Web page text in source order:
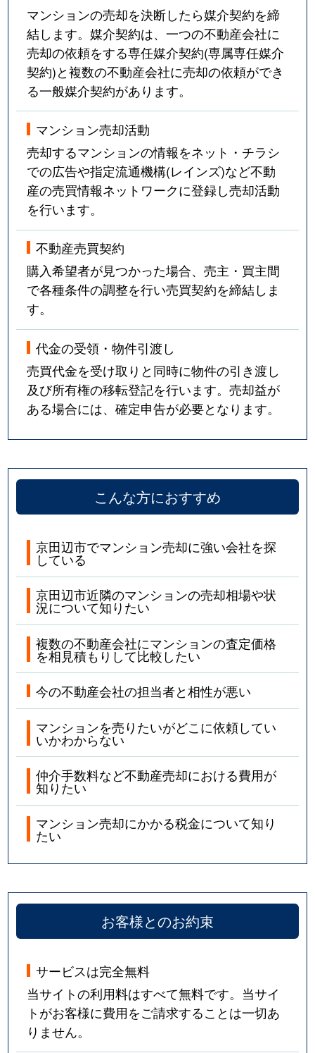
マンションの売却を決断したら媒介契約を締
結します。媒介契約は、一つの不動産会社に
売却の依頼をする専任媒介契約(専属専任媒介
契約)と複数の不動産会社に売却の依頼ができ
る一般媒介契約があります。
マンション売却活動
売却するマンションの情報をネット・チラシ
での広告や指定流通機構(レインズ)など不動
産の売買情報ネットワークに登録し売却活動
を行います。
不動産売買契約
購入希望者が見つかった場合、売主・買主間
で各種条件の調整を行い売買契約を締結しま
す。
代金の受領・物件引渡し
売買代金を受け取りと同時に物件の引き渡し
及び所有権の移転登記を行います。売却益が
ある場合には、確定申告が必要となります。
こんな方におすすめ
京田辺市でマンション売却に強い会社を探
している
京田辺市近隣のマンションの売却相場や状
況について知りたい
複数の不動産会社にマンションの査定価格
を相見積もりして比較したい
今の不動産会社の担当者と相性が悪い
マンションを売りたいがどこに依頼してい
いかわからない
仲介手数料など不動産売却における費用が
知りたい
マンション売却にかかる税金について知り
たい
お客様とのお約束
サービスは完全無料
当サイトの利用料はすべて無料です。当サイ
トがお客様に費用をご請求することは一切あ
りません。